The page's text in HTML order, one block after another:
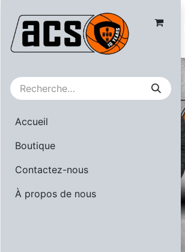
Accueil
Boutique
Contactez-nous
À propos de nous
SALE